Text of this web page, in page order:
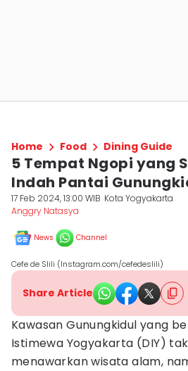
Home Food Dining Guide
5 Tempat Ngopi yang
Indah Pantai
17 Feb 2024, 13:00 WIB Kota Yogyakarta
Anggry Natasya
News Channel
Cefe de Slili (Instagram.com/cefedeslili)
Share Article
Kawasan Gunungkidul yang
Istimewa Yogyakarta (DIY)
menawarkan wisata alam,